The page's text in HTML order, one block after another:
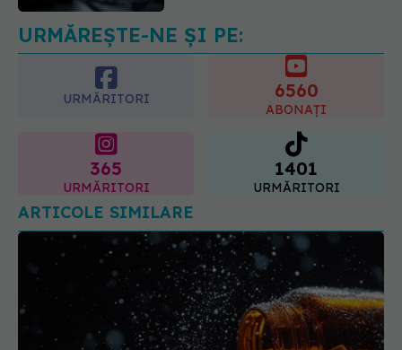
URMĂREȘTE-NE ȘI PE:
URMĂRITORI 6560
ABONAȚI
365
URMĂRITORI
1401
URMĂRITORI
ARTICOLE SIMILARE